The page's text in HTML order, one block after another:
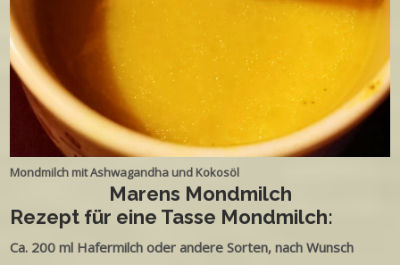
Mondmilch mit Ashwagandha und Kokosöl
Marens Mondmilch
Rezept für eine Tasse Mondmilch:
Ca. 200 ml Hafermilch oder andere Sorten, nach Wunsch